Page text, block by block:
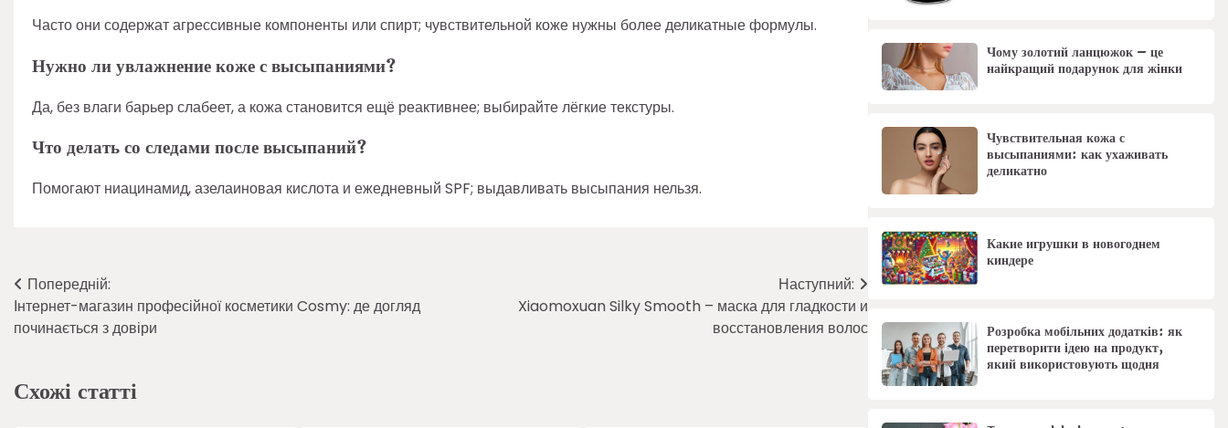
Часто они содержат агрессивные компоненты или спирт; чувствительной коже нужны более деликатные формулы.
Нужно ли увлажнение коже с высыпаниями?
Да, без влаги барьер слабеет, а кожа становится ещё реактивнее; выбирайте лёгкие текстуры.
Что делать со следами после высыпаний?
Помогают ниацинамид, азелаиновая кислота и ежедневный SPF; выдавливать высыпания нельзя.
Навігація
записів
Попередній:
Інтернет-магазин професійної косметики Cosmy: де догляд
починається з довіри
Наступний:
Xiaomoxuan Silky Smooth – маска для гладкости и
восстановления волос
Схожі статті
Чому золотий ланцюжок – це
найкращий подарунок для жінки
Чувствительная кожа с
высыпаниями: как ухаживать
деликатно
Какие игрушки в новогоднем
киндере
Розробка мобільних додатків: як
перетворити ідею на продукт,
який використовують щодня